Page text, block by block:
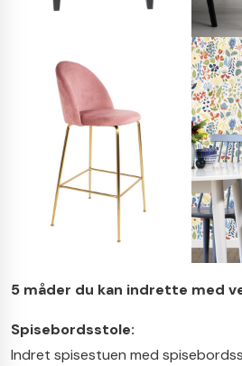
5 måder du kan indrette med
Spisebordsstole:
Indret spisestuen med